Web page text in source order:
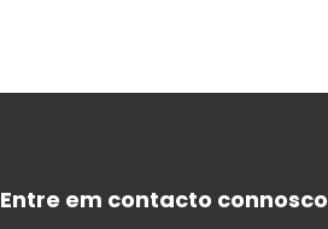
Entre em contacto connosco